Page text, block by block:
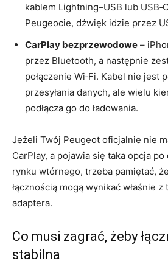
kablem Lightning–USB lub
Peugeocie, dźwięk idzie przez
CarPlay bezprzewodowe –
przez Bluetooth, a następnie
połączenie Wi‑Fi. Kabel nie jest
przesyłania danych, ale wielu
podłącza go do ładowania.
Jeżeli Twój Peugeot oficjalnie nie
CarPlay, a pojawia się taka opcja po
rynku wtórnego, trzeba pamiętać,
łącznością mogą wynikać właśnie
adaptera.
Co musi zagrać, żeby
stabilna